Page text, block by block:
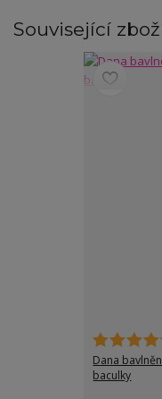
Související
Dana
baculky